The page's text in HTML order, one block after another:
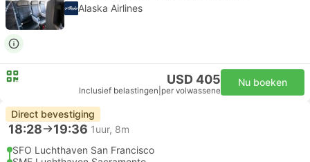
Alaska Airlines
USD 405
Inclusief belastingen per volwassene
Nu boeken
Direct bevestiging
18:28 19:36 1uur, 8m
SFO Luchthaven San Francisco